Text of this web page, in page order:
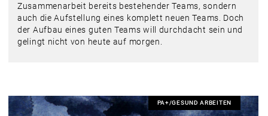
Zusammenarbeit bereits bestehender Teams, sondern
auch die Aufstellung eines komplett neuen Teams. Doch
der Aufbau eines guten Teams will durchdacht sein und
gelingt nicht von heute auf morgen.
PA+/GESUND ARBEITEN